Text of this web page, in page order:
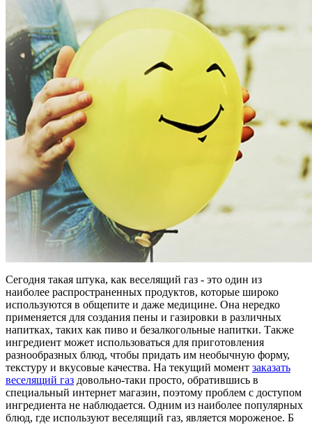
Сегодня такая штука, как веселящий газ - это один из
наиболее распространенных продуктов, которые широко
используются в общепите и даже медицине. Она нередко
применяется для создания пены и газировки в различных
напитках, таких как пиво и безалкогольные напитки. Также
ингредиент может использоваться для приготовления
разнообразных блюд, чтобы придать им необычную форму,
текстуру и вкусовые качества. На текущий момент заказать
веселящий газ довольно-таки просто, обратившись в
специальный интернет магазин, поэтому проблем с доступом
ингредиента не наблюдается. Одним из наиболее популярных
блюд, где используют веселящий газ, является мороженое. Б